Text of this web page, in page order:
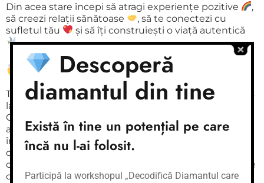
Din acea stare începi să atragi experiențe pozitive
,
să creezi relații sănătoase
, să te conectezi cu
sufletul tău
și să îți construiești o viață autentică
.
De ce nu o găsim?
Trăim în era AI și a informației nelimitate. Avem acces
la tot, dar suntem mai confuzi ca niciodată. Legea lui
Cialdini spune: când ai prea multă informație, nu mai
aplici nimic. Și atunci apare iluzia: „Dacă știu,
înseamnă că e suficient.” Dar adevărul este că
cunoașterea fără acțiune nu schimbă viața. Lucrurile
complicate NU sunt pentru oameni. Simplitatea este
cheia.
Descoperă
diamantul din tine
Există în tine un potențial pe care
încă nu l-ai folosit.
Participă la workshopul „Decodifică Diamantul care